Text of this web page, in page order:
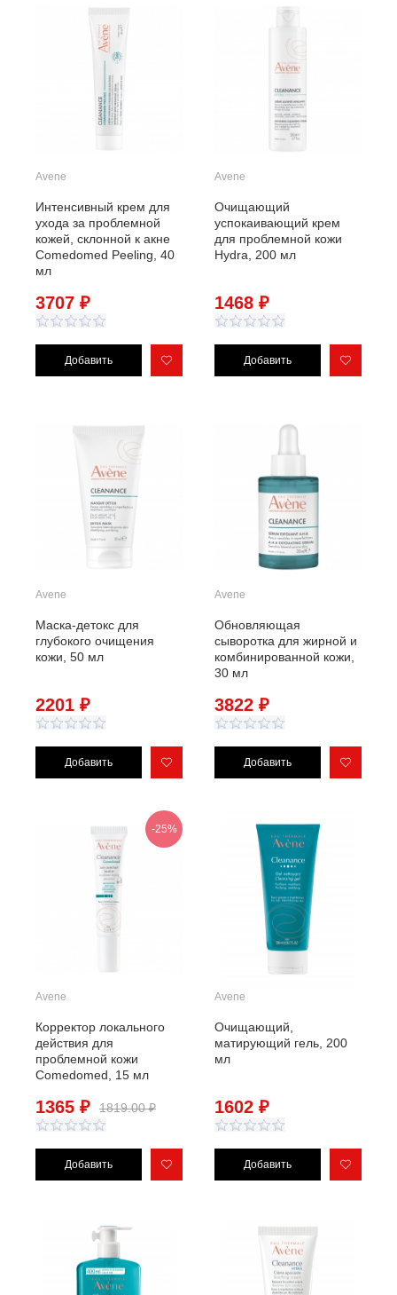
Avene
Интенсивный крем для
ухода за проблемной
кожей, склонной к акне
Comedomed Peeling, 40
мл
3707 ₽
Avene
Очищающий
успокаивающий крем
для проблемной кожи
Hydra, 200 мл
1468 ₽
Avene
Маска-детокс для
глубокого очищения
кожи, 50 мл
2201 ₽
Avene
Обновляющая
сыворотка для жирной и
комбинированной кожи,
30 мл
3822 ₽
-25%
Avene
Корректор локального
действия для
проблемной кожи
Comedomed, 15 мл
1365 ₽ 1819.00 ₽
Avene
Очищающий,
матирующий гель, 200
мл
1602 ₽